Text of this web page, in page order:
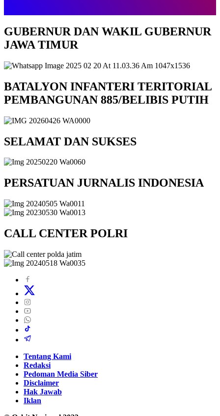
GUBERNUR DAN WAKIL GUBERNUR
JAWA TIMUR
BATALYON INFANTERI TERITORIAL
PEMBANGUNAN 885/BELIBIS PUTIH
SELAMAT DAN SUKSES
PERSATUAN JURNALIS INDONESIA
CALL CENTER POLRI
Tentang Kami
Redaksi
Pedoman Media Siber
Disclaimer
Hak Jawab
Iklan